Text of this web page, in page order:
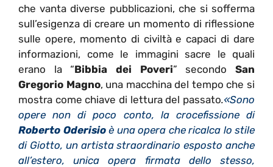
che vanta diverse pubblicazioni, che si sofferma
sull’esigenza di creare un momento di riflessione
sulle opere, momento di civiltà e capaci di dare
informazioni, come le immagini sacre le quali
erano la “Bibbia dei Poveri” secondoSan
Gregorio Magno, una macchina del tempo che si
mostra come chiave di lettura del passato.«Sono
opere non di poco conto, la crocefissione di
Roberto Oderisio è una opera che ricalca lo stile
di Giotto, un artista straordinario esposto anche
all’estero, unica opera firmata dello stesso,